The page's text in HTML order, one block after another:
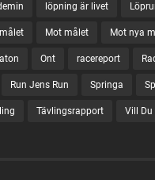
löpning är livet
Mot målet Mot nya
Ont racereport
Run Jens Run Springa
Tävlingsrapport Vill Du